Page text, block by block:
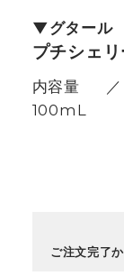
グタール
プチシェ
内容量
100mL
ご注文完了